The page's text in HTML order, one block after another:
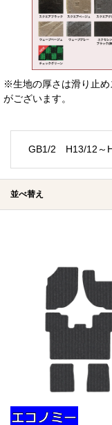
※生地の厚さは滑り止め
がございます。
GB1/2 H13/12～
並べ替え